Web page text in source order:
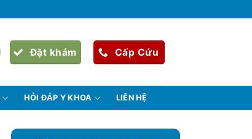
Đặt khám Cấp Cứu
HỎI ĐÁP Y KHOA LIÊN HỆ